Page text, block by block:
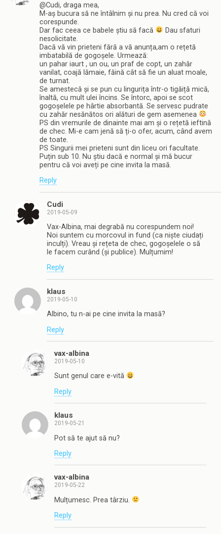
@Cudi, draga mea,
M-aș bucura să ne întâlnim și nu prea. Nu cred că voi
corespunde.
Dar fac ceea ce babele știu să facă
Dau sfaturi
nesolicitate.
Dacă vă vin prieteni fără a vă anunța,am o rețetă
imbatabilă de gogoșele. Urmează:
un pahar iaurt , un ou, un praf de copt, un zahăr
vanilat, coajă lămaie, făină cât să fie un aluat moale,
de turnat.
Se amestecă și se pun cu lingurița într-o tigăiță mică,
înaltă, cu mult ulei încins. Se întorc, apoi se scot
gogoșelele pe hârtie absorbantă. Se servesc pudrate
cu zahăr nesănătos ori alături de gem asemenea
PS din vremurile de dinainte mai am și o rețetă ieftină
de chec. Mi-e cam jenă să ți-o ofer, acum, când avem
de toate.
PS Singurii mei prieteni sunt din liceu ori facultate.
Puțin sub 10. Nu știu dacă e normal și mă bucur
pentru că voi aveți pe cine invita la masă.
Reply
Cudi
2019-05-09
Vax-Albina, mai degrabă nu corespundem noi!
Noi suntem cu morcovul in fund (ca niște ciudați
inculți). Vreau și rețeta de chec, gogoșelele o să
le facem curând (și publice). Mulțumim!
Reply
klaus
2019-05-10
Albino, tu n-ai pe cine invita la masă?
Reply
vax-albina
2019-05-10
Sunt genul care e-vită
Reply
klaus
2019-05-21
Pot să te ajut să nu?
Reply
vax-albina
2019-05-22
Mulțumesc. Prea târziu.
Reply